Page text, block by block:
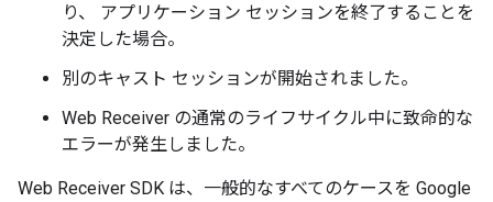
り、 アプリケーション セッションを終了することを
決定した場合。
別のキャスト セッションが開始されました。
Web Receiver の通常のライフサイクル中に致命的な
エラーが発生しました。
Web Receiver SDK は、一般的なすべてのケースを Google